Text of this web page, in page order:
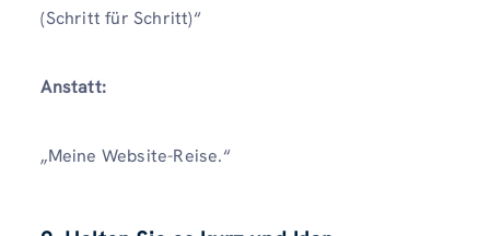
(Schritt für Schritt)“
Anstatt:
„Meine Website-Reise.“